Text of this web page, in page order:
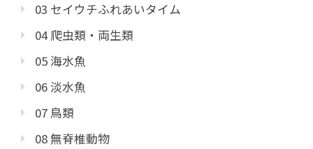
03 セイウチふれあいタイム
04 爬虫類・両生類
05 海水魚
06 淡水魚
07 鳥類
08 無脊椎動物